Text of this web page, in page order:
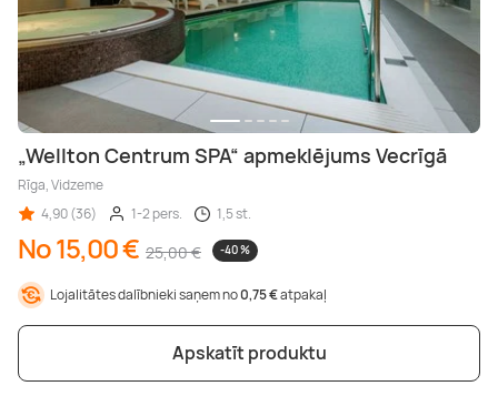
„Wellton Centrum SPA“ apmeklējums Vecrīgā
Rīga, Vidzeme
4,90 (36)
1-2 pers. 1,5 st.
No 15,00 € 25,00 € -40 %
Lojalitātes dalībnieki saņem no0,75 €atpakaļ
Apskatīt produktu